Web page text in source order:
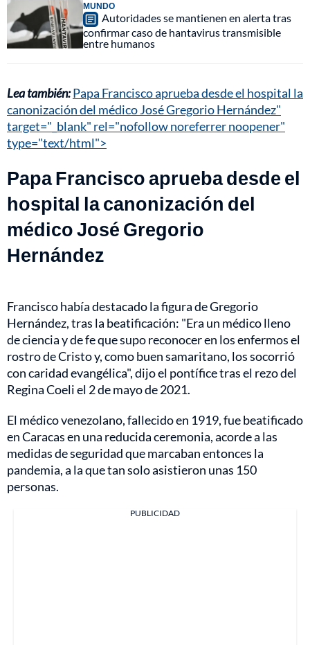
MUNDO
Autoridades se mantienen en alerta tras
confirmar caso de hantavirus transmisible
entre humanos
Lea también:Papa Francisco aprueba desde el hospital la
canonización del médico José Gregorio Hernández"
target="_blank" rel="nofollow noreferrer noopener"
type="text/html">
Papa Francisco aprueba desde el
hospital la canonización del
médico José Gregorio
Hernández
Francisco había destacado la figura de Gregorio
Hernández, tras la beatificación: "Era un médico lleno
de ciencia y de fe que supo reconocer en los enfermos el
rostro de Cristo y, como buen samaritano, los socorrió
con caridad evangélica", dijo el pontífice tras el rezo del
Regina Coeli el 2 de mayo de 2021.
El médico venezolano, fallecido en 1919, fue beatificado
en Caracas en una reducida ceremonia, acorde a las
medidas de seguridad que marcaban entonces la
pandemia, a la que tan solo asistieron unas 150
personas.
PUBLICIDAD